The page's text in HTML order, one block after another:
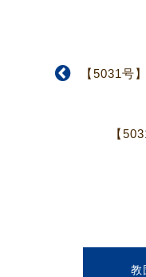
【5031号
【
教